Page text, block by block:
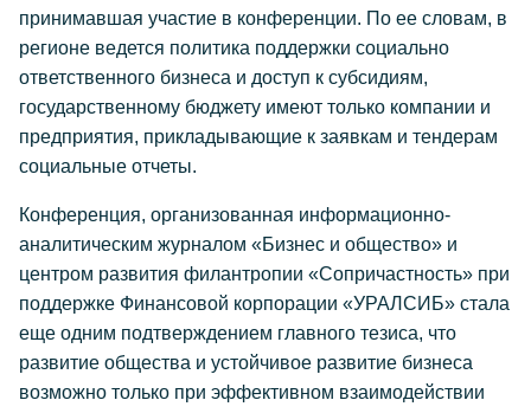
принимавшая участие в конференции. По ее словам, в
регионе ведется политика поддержки социально
ответственного бизнеса и доступ к субсидиям,
государственному бюджету имеют только компании и
предприятия, прикладывающие к заявкам и тендерам
социальные отчеты.
Конференция, организованная информационно-
аналитическим журналом «Бизнес и общество» и
центром развития филантропии «Сопричастность» при
поддержке Финансовой корпорации «УРАЛСИБ» стала
еще одним подтверждением главного тезиса, что
развитие общества и устойчивое развитие бизнеса
возможно только при эффективном взаимодействии